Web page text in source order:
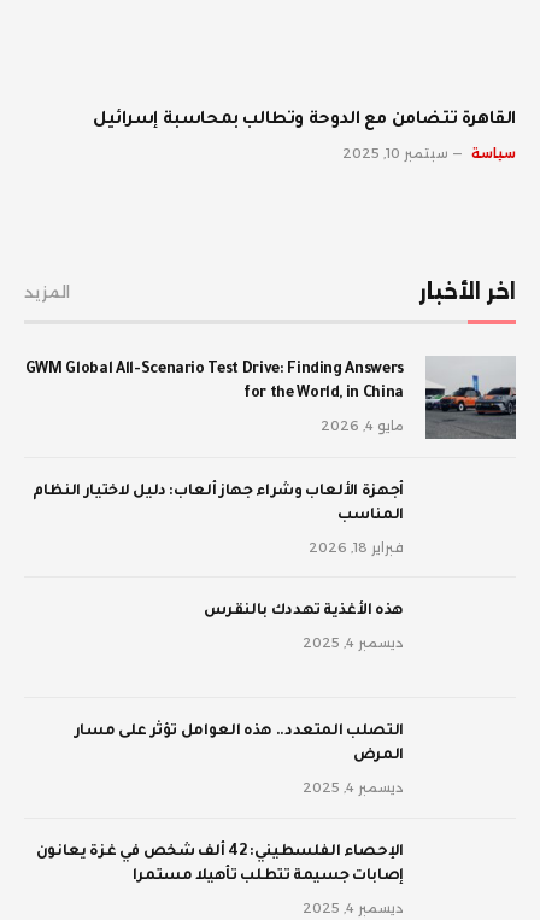
القاهرة تتضامن مع الدوحة وتطالب بمحاسبة إسرائيل
سياسة سبتمبر 10, 2025
اخر الأخبار المزيد
GWM Global All-Scenario Test Drive: Finding Answers
for the World, in China
مايو 4, 2026
أجهزة الألعاب وشراء جهاز ألعاب: دليل لاختيار النظام
المناسب
فبراير 18, 2026
‫هذه الأغذية تهددك بالنقرس
ديسمبر 4, 2025
‫التصلب المتعدد.. هذه العوامل تؤثر على مسار
المرض
ديسمبر 4, 2025
الإحصاء الفلسطيني: 42 ألف شخص في غزة يعانون
إصابات جسيمة تتطلب تأهيلا مستمرا
ديسمبر 4, 2025